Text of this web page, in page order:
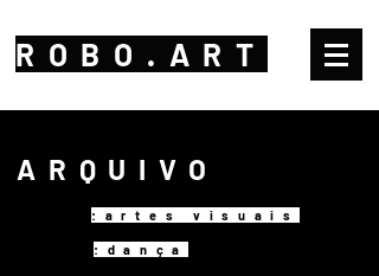
ROBO.ART
ARQUIVO
:artes visuais
:dança